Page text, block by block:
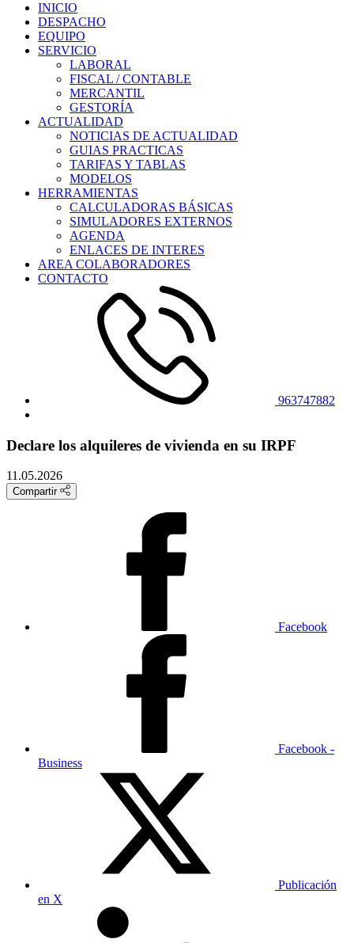
INICIO
DESPACHO
EQUIPO
SERVICIO
LABORAL
FISCAL / CONTABLE
MERCANTIL
GESTORÍA
ACTUALIDAD
NOTICIAS DE ACTUALIDAD
GUIAS PRACTICAS
TARIFAS Y TABLAS
MODELOS
HERRAMIENTAS
CALCULADORAS BÁSICAS
SIMULADORES EXTERNOS
AGENDA
ENLACES DE INTERES
AREA COLABORADORES
CONTACTO
963747882
Declare los alquileres de vivienda en su IRPF
11.05.2026
Compartir
Facebook
Facebook -
Business
Publicación
en X